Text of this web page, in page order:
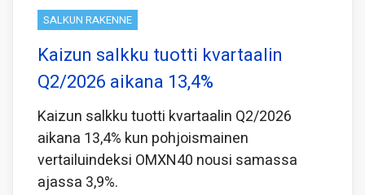
SALKUN RAKENNE
Kaizun salkku tuotti kvartaalin
Q2/2026 aikana 13,4%
Kaizun salkku tuotti kvartaalin Q2/2026
aikana 13,4% kun pohjoismainen
vertailuindeksi OMXN40 nousi samassa
ajassa 3,9%.